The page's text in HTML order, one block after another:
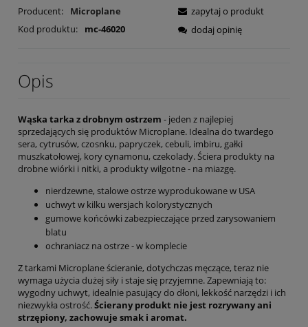
Producent:
Microplane
Kod produktu:
mc-46020
zapytaj o produkt
dodaj opinię
Opis
Wąska tarka z drobnym ostrzem - jeden z najlepiej
sprzedających się produktów Microplane. Idealna do twardego
sera, cytrusów, czosnku, papryczek, cebuli, imbiru, gałki
muszkatołowej, kory cynamonu, czekolady. Ściera produkty na
drobne wiórki i nitki, a produkty wilgotne - na miazgę.
nierdzewne, stalowe ostrze wyprodukowane w USA
uchwyt w kilku wersjach kolorystycznych
gumowe końcówki zabezpieczające przed zarysowaniem
blatu
ochraniacz na ostrze - w komplecie
Z tarkami Microplane ścieranie, dotychczas męczące, teraz nie
wymaga użycia dużej siły i staje się przyjemne. Zapewniają to:
wygodny uchwyt, idealnie pasujący do dłoni, lekkość narzędzi i ich
niezwykła ostrość.Ścierany produkt nie jest rozrywany ani
strzępiony, zachowuje smak i aromat.